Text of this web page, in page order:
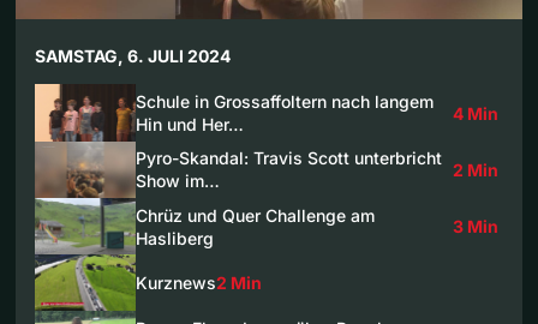
SAMSTAG, 6. JULI 2024
Schule in Grossaffoltern nach langem
Hin und Her…
4 Min
Pyro-Skandal: Travis Scott unterbricht
Show im…
2 Min
Chrüz und Quer Challenge am
Hasliberg
3 Min
Kurznews2 Min